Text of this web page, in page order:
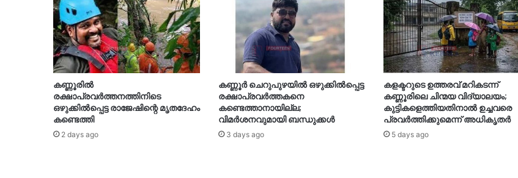
കണ്ണൂരിൽ
രക്ഷാപ്രവർത്തനത്തിനിടെ
ഒഴുക്കിൽപ്പെട്ട രാജേഷിന്റെ മൃതദേഹം
കണ്ടെത്തി
2 days ago
കണ്ണൂർ ചെറുപുഴയിൽ ഒഴുക്കിൽപ്പെട്ട
രക്ഷാപ്രവർത്തകനെ
കണ്ടെത്താനായില്ല;
വിമർശനവുമായി ബന്ധുക്കൾ
3 days ago
കളക്ടറുടെ ഉത്തരവ് മറികടന്ന്
കണ്ണൂരിലെ ചിന്മയ വിദ്യാലയം;
കുട്ടികളെത്തിയതിനാൽ ഉച്ചവരെ
പ്രവർത്തിക്കുമെന്ന് അധികൃതർ
5 days ago